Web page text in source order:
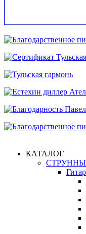
КАТАЛОГ